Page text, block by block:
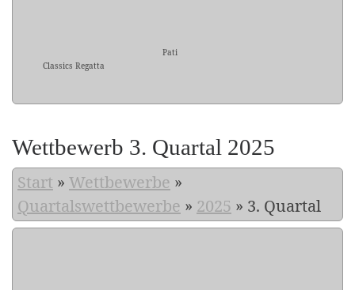
Classics Regatta
Pati
Wettbewerb 3. Quartal 2025
Start » Wettbewerbe »
Quartalswettbewerbe » 2025 » 3. Quartal